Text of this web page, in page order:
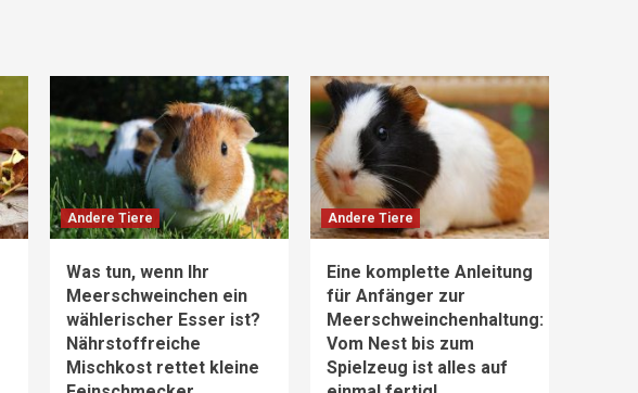
Andere Tiere
Was tun, wenn Ihr
Meerschweinchen ein
wählerischer Esser ist?
Nährstoffreiche
Mischkost rettet kleine
Andere Tiere
Eine komplette Anleitung
für Anfänger zur
Meerschweinchenhaltung:
Vom Nest bis zum
Spielzeug ist alles auf